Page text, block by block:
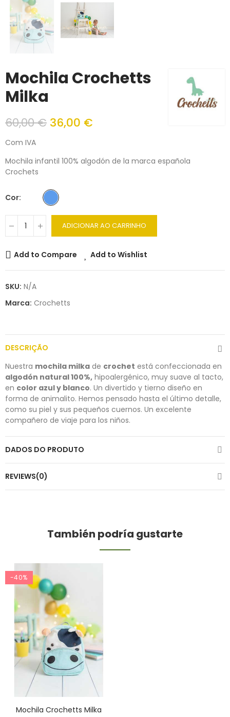
Mochila Crochetts
Milka
60,00 € 36,00 €
Com IVA
Mochila infantil 100% algodón de la marca española
Crochets
Cor
ADICIONAR AO CARRINHO
Add to Compare Add to Wishlist
SKU: N/A
Marca: Crochetts
DESCRIÇÃO
Nuestra mochila milka de crochet está confeccionada en
algodón natural 100%, hipoalergénico, muy suave al tacto,
en color azul y blanco. Un divertido y tierno diseño en
forma de animalito. Hemos pensado hasta el último detalle,
como su piel y sus pequeños cuernos. Un excelente
compañero de viaje para los niños.
DADOS DO PRODUTO
REVIEWS(0)
También podría gustarte
-40%
Mochila Crochetts Milka